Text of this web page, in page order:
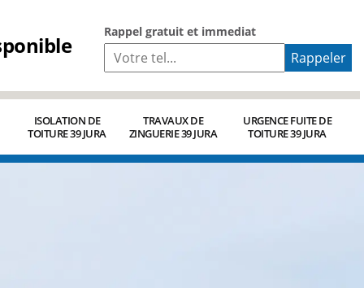
Rappel gratuit et immediat
ISOLATION DE
TOITURE 39 JURA
TRAVAUX DE
ZINGUERIE 39 JURA
URGENCE FUITE DE
TOITURE 39 JURA